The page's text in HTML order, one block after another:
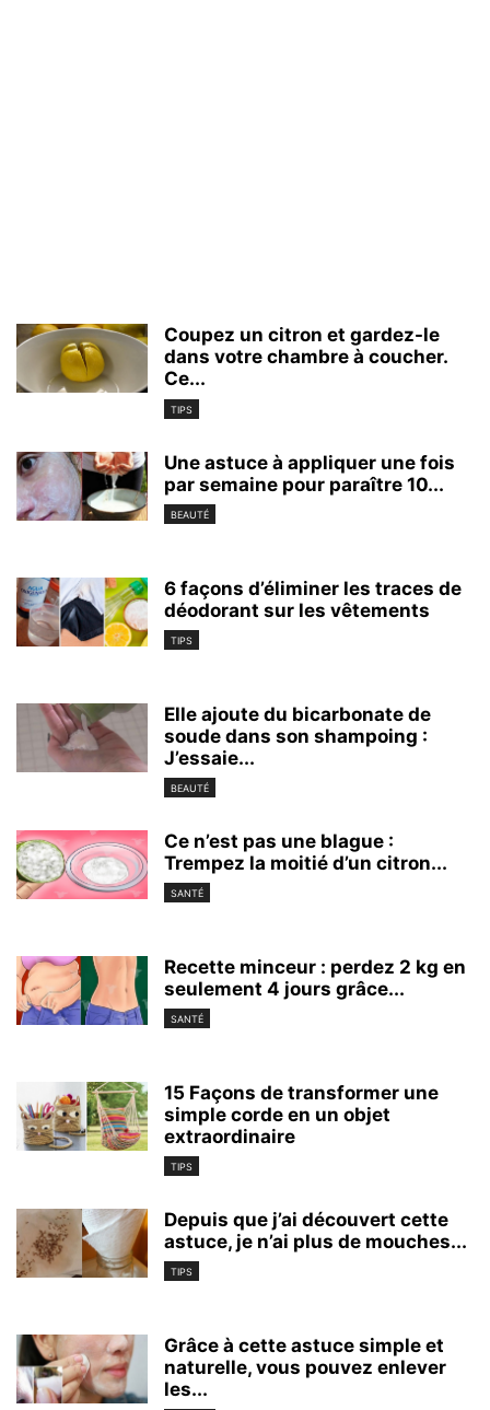
Coupez un citron et gardez-le
dans votre chambre à coucher.
Ce...
TIPS
Une astuce à appliquer une fois
par semaine pour paraître 10...
BEAUTÉ
6 façons d’éliminer les traces de
déodorant sur les vêtements
TIPS
Elle ajoute du bicarbonate de
soude dans son shampoing :
J’essaie...
BEAUTÉ
Ce n’est pas une blague :
Trempez la moitié d’un citron...
SANTÉ
Recette minceur : perdez 2 kg en
seulement 4 jours grâce...
SANTÉ
15 Façons de transformer une
simple corde en un objet
extraordinaire
TIPS
Depuis que j’ai découvert cette
astuce, je n’ai plus de mouches...
TIPS
Grâce à cette astuce simple et
naturelle, vous pouvez enlever
les...